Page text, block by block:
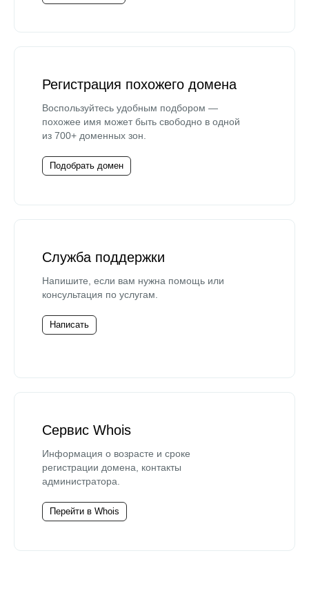
Регистрация похожего домена
Воспользуйтесь удобным подбором —
похожее имя может быть свободно в одной
из 700+ доменных зон.
Подобрать домен
Служба поддержки
Напишите, если вам нужна помощь или
консультация по услугам.
Написать
Сервис Whois
Информация о возрасте и сроке
регистрации домена, контакты
администратора.
Перейти в Whois